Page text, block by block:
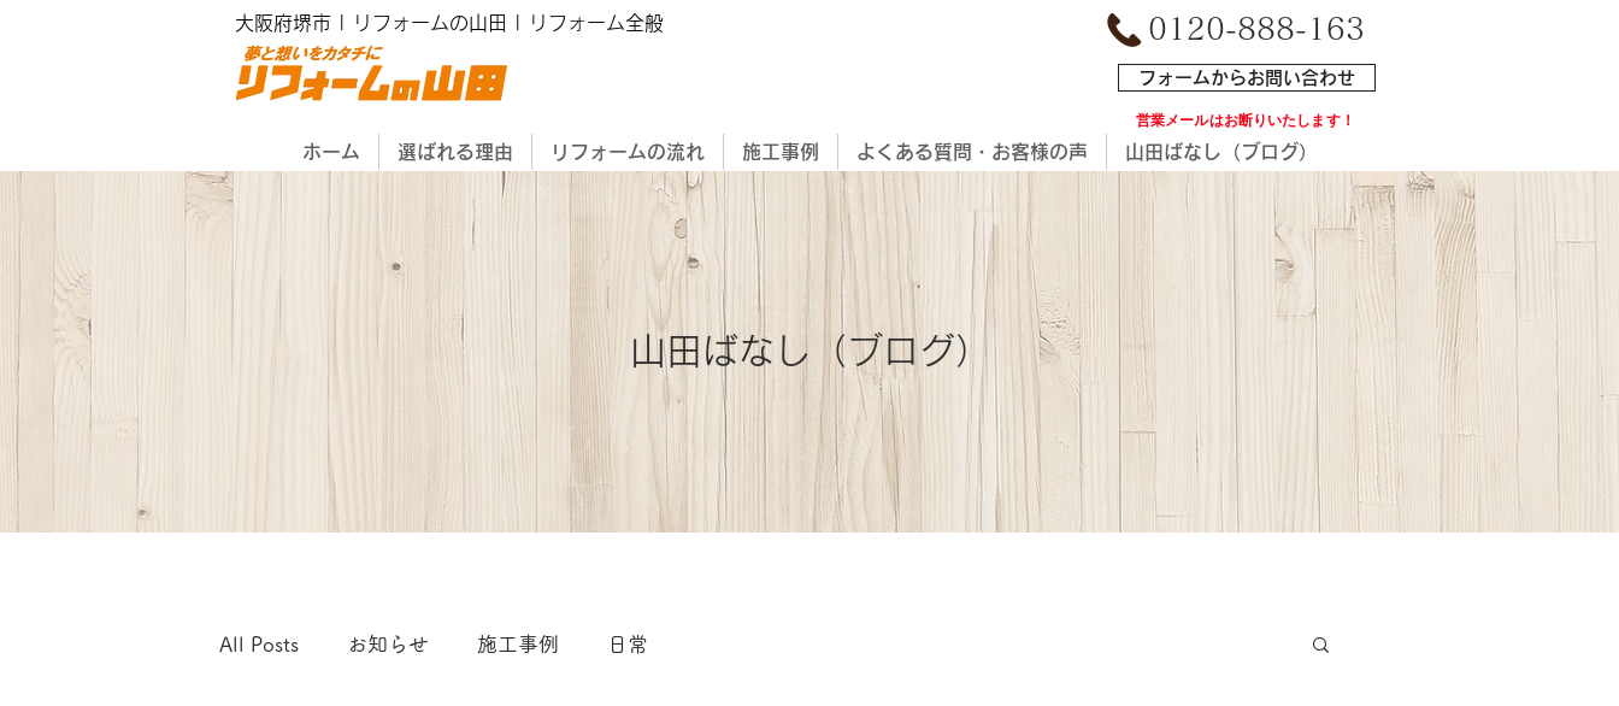
大阪府堺市 | リフォームの山田 | リフォーム全般 0120-888-163
フォームからお問い合わせ
​営業メールはお断りいたします！
ホーム 選ばれる理由 リフォームの流れ 施工事例 よくある質問・お客様の声 山田ばなし（ブログ）
山田ばなし（ブログ）
All Posts お知らせ 施工事例 日常